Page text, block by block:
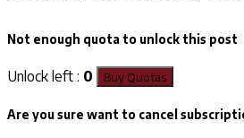
Not enough quota to unlock this post
Unlock left : 0 Buy Quotas
Are you sure want to cancel